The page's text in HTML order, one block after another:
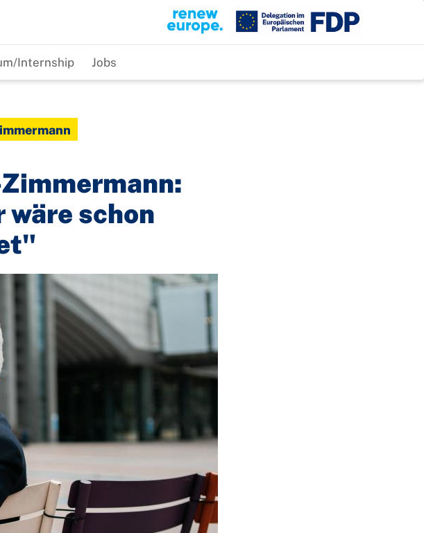
Internship Jobs
schon